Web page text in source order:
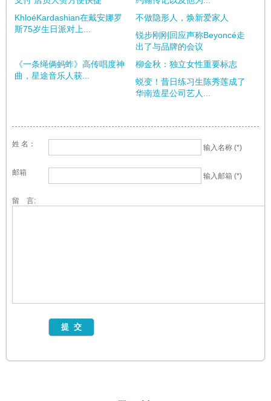
KhloéKardashian在戴安娜罗
斯75岁生日派对上...
不做隐形人，焕新爱家人
锐步刚刚回应声称Beyoncé走
出了与品牌的会议
《一条绳俩蚂蚱》高传唱度神
曲，星途音乐人获...
柳金秋：独立女性重要标志
蜕变！昔日练习生陈秀莲成了
华南造星公司艺人...
姓 名： 输入名称 (*)
邮箱 输入邮箱 (*)
留 言: